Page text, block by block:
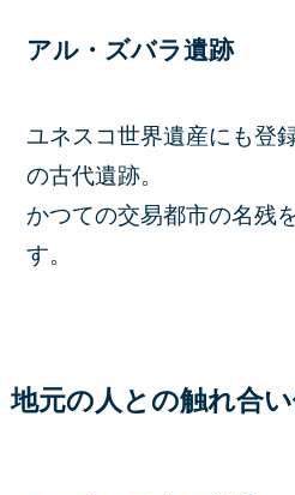
アル・ズバラ遺跡
ユネスコ世界遺産にも登
の古代遺跡。
かつての交易都市の名残
す。
地元の人との触れ合